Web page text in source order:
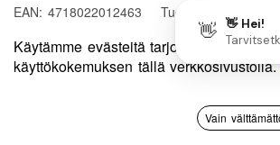
Hinta:
Lisää
EAN: 4718022012463 Tuotekoodi:
75,00€ / kpl
3 arkipäivää
Käytämme evästeitä tarjotaksemme
käyttökokemuksen tällä verkkosivustolla.
Vain